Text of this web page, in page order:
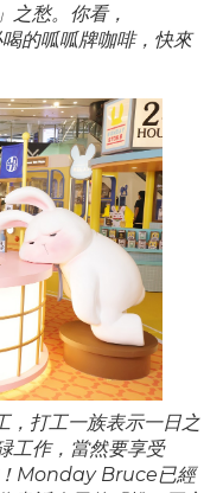
之愁。你看，
的呱呱牌咖啡，快來
，打工一族表示一日之
工作，當然要享受
Monday Bruce已經